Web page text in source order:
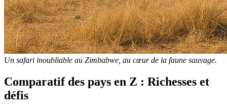
Un safari inoubliable au Zimbabwe, au cœur de la faune sauvage.
Comparatif des pays en Z : Richesses et
défis